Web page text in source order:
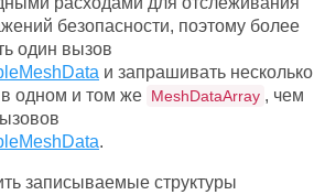
безопасности, поэтому более
один вызов
и запрашивать несколько
в одном и том же MeshDataArray , чем
.
записываемые структуры